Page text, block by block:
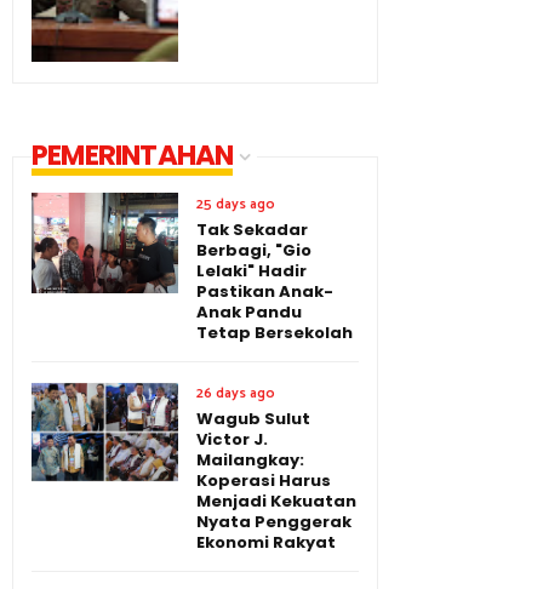
PEMERINTAHAN
25 days ago
Tak Sekadar
Berbagi, "Gio
Lelaki" Hadir
Pastikan Anak-
Anak Pandu
Tetap Bersekolah
26 days ago
Wagub Sulut
Victor J.
Mailangkay:
Koperasi Harus
Menjadi Kekuatan
Nyata Penggerak
Ekonomi Rakyat